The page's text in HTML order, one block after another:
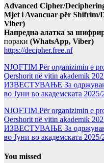
Advanced Cipher/
Mjet i Avancuar për Shifrim/
Viber)
Напредна алатка за
пораки (WhatsApp, Viber)
https://decipher.free.nf
NJOFTIM Për organizimin e
Qershorit në vitin akademik
ИЗВЕСТУВАЊЕ За
во Јуни во академската
NJOFTIM Për organizimin e
Qershorit në vitin akademik
ИЗВЕСТУВАЊЕ За
во Јуни во академската
You missed